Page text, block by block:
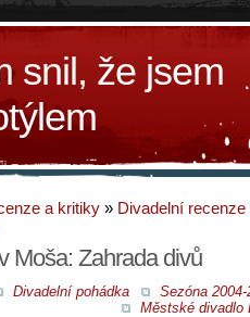
snil, že jsem
a kritiky » Divadelní recenze
Moša: Zahrada divů
Divadelní pohádka
Sezóna 2004-
Městské divadlo